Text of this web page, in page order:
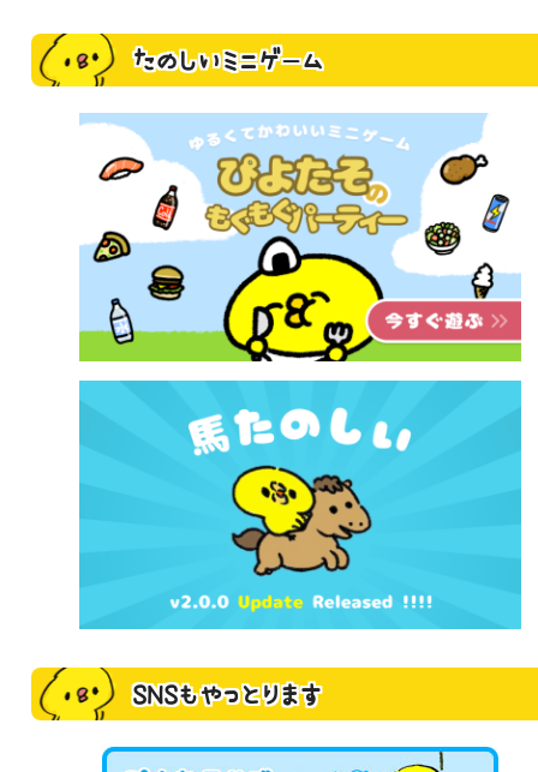
たのしいミニゲーム
SNSもやっとります